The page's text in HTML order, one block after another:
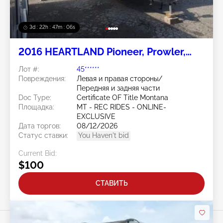
3d : 22h : 47m : 04s
2016 HEARTLAND Pioneer, Prowler,
Prowler Lnyx & Resort
Лот #:
45******
Повреждения:
Левая и правая стороны/
Передняя и задняя части
Doc Type:
Certificate OF Title Montana
Площадка:
MT - REC RIDES - ONLINE-
EXCLUSIVE
Дата торгов:
08/12/2026
Статус ставки:
You Haven't bid
Current Bid:
$100
СТАВИТЬ